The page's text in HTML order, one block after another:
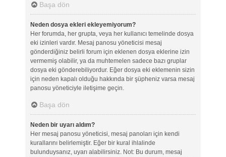
Başa dön
Neden dosya ekleri ekleyemiyorum?
Her forumda, her grupta, veya her kullanıcı temelinde dosya
eki izinleri vardır. Mesaj panosu yöneticisi mesaj
gönderdiğiniz belirli forum için eklenen dosya eklerine izin
vermemiş olabilir, ya da muhtemelen sadece bazı gruplar
dosya eki gönderebiliyordur. Eğer dosya eki eklemenin sizin
için neden kapalı olduğu hakkında bir şüpheniz varsa mesaj
panosu yöneticiyle iletişime geçin.
Başa dön
Neden bir uyarı aldım?
Her mesaj panosu yöneticisi, mesaj panoları için kendi
kurallarını belirlemiştir. Eğer bir kural ihlalinde
bulunduysanız, uyarı alabilirsiniz. Not: Bu durum, mesaj